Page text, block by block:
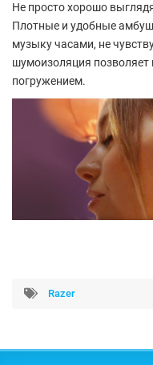
Не просто хорошо
Плотные и удобные
музыку часами, не
шумоизоляция
погружением.
Razer